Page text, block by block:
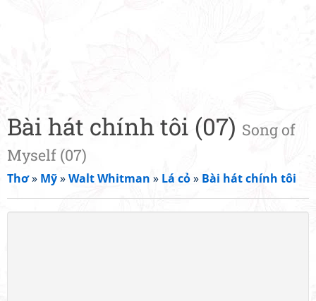
Bài hát chính tôi (07) Song of
Myself (07)
Thơ» Mỹ»Walt Whitman » Lá cỏ» Bài hát chính tôi